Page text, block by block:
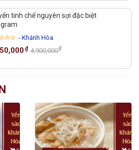
tinh chế nguyên sợi đặc biệt
- Khánh Hòa
₫ 4,900,000₫